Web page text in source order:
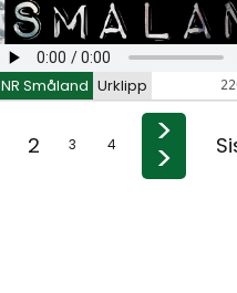
NR Småland Urklipp
NR Småland Urklipp
2 3 4 >
>